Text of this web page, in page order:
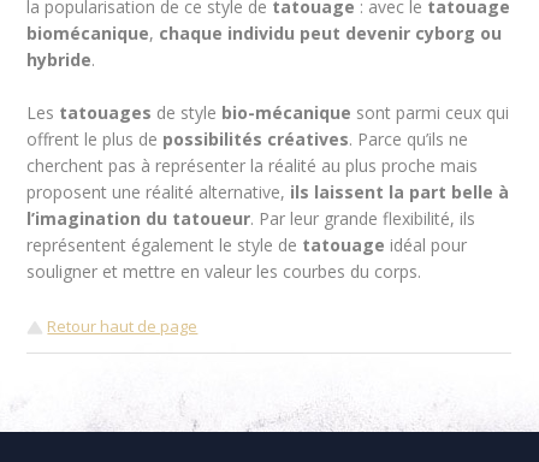
la popularisation de ce style de tatouage : avec le tatouage
biomécanique, chaque individu peut devenir cyborg ou
hybride.
Les tatouages de style bio-mécanique sont parmi ceux qui
offrent le plus de possibilités créatives. Parce qu’ils ne
cherchent pas à représenter la réalité au plus proche mais
proposent une réalité alternative, ils laissent la part belle à
l’imagination du tatoueur. Par leur grande flexibilité, ils
représentent également le style de tatouage idéal pour
souligner et mettre en valeur les courbes du corps.
Retour haut de page